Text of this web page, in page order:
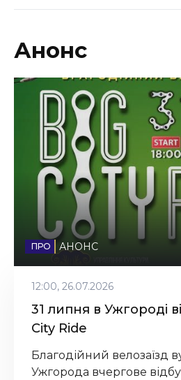
Анонс
АНОНС
12:00, 26.07.2026
31 липня в Ужгороді
City Ride
Благодійний велозаїзд
Ужгорода вчергове